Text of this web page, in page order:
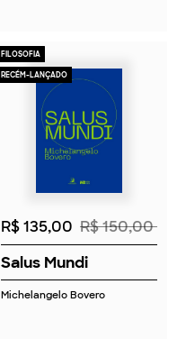
FILOSOFIA
RECÉM-LANÇADO
2026
R$ 135,00 R$ 150,00
Salus Mundi
Michelangelo Bovero